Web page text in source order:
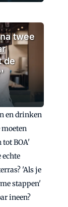
twee
de
en drinken
moeten
tot BOA'
echte
'Als je
stappen'
ineen?